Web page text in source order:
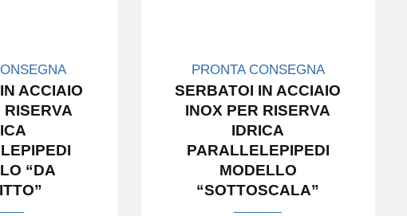
ACCIAIO
RISERVA
“DA
PRONTA CONSEGNA
SERBATOI IN ACCIAIO
INOX PER RISERVA
IDRICA
PARALLELEPIPEDI
MODELLO
“SOTTOSCALA”